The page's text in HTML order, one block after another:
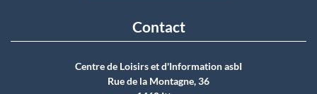
Contact
Centre de Loisirs et d'Information asbI
Rue de la Montagne, 36